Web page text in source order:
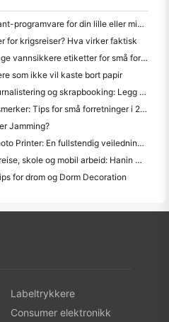
Hvordan du velger riktig restaurant-programvare for din lille eller middelsstørrelse Restaurant
for krigsreiser? Hva virker faktisk
Kan temmelig etikettstrykkere lage vannsikkere etiketter for små forretningsprodukter?
som ikke vil kaste bort papir
Beste fargemerket skaper for journalistering og skrapbooking: Legg mer farge til hver side
Håndsskrift vs. trykking av skipsmerker: Tips for små forretninger i 2026
Jamming?
Hvordan du velger en Pocket Photo Printer: En fullstendig veiledning for journalistering, reise og iPhone brukere
Best Inkless Portable Printer for reise, skole og mobil arbeid: Hanin MT620 Pro-review
for drom og Dorm Decoration
Labeltrykkere
Consumer elektronikk